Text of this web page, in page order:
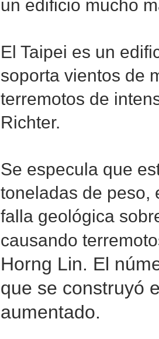
un edificio mucho
El Taipei es un
soporta vientos de
terremotos de
Richter.
Se especula que
toneladas de peso,
falla geológica
causando
Horng Lin. El
que se construyó
aumentado.